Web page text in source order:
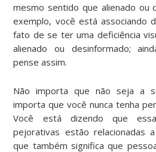
mesmo sentido que alienado ou
exemplo, você está associando
fato de se ter uma deficiência
alienado ou desinformado;
pense assim.
Não importa que não seja a
importa que você nunca tenha
Você está dizendo que
pejorativas estão relacionadas
que também significa que